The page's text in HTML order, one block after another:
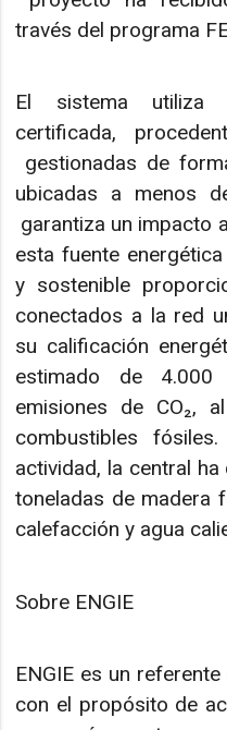
través del programa
El sistema utiliza
certificada,
gestionadas de
ubicadas a menos
garantiza un impacto
esta fuente
y sostenible
conectados a la red
su calificación
estimado de
emisiones de CO₂,
combustibles
actividad, la central
toneladas de madera
calefacción y agua
Sobre ENGIE
ENGIE es un
con el propósito de